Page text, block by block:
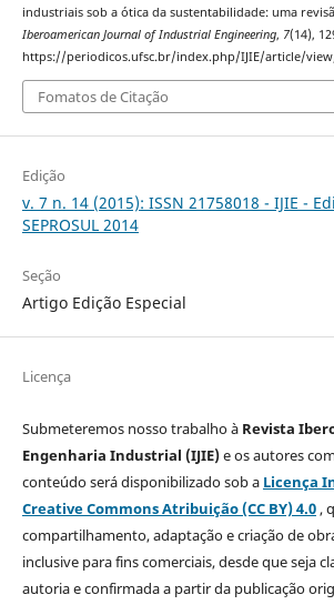
industriais sob a ótica da sustentabilidade: uma
Iberoamerican Journal of Industrial Engineering, 7(14),
https://periodicos.ufsc.br/index.php/IJIE/article/
Fomatos de Citação
Edição
v. 7 n. 14 (2015): ISSN 21758018 - IJIE -
SEPROSUL 2014
Seção
Artigo Edição Especial
Licença
Submeteremos nosso trabalho à Revista
Engenharia Industrial (IJIE)e os autores
conteúdo será disponibilizado sob a Licença
Creative Commons Atribuição (CC BY) 4.0,
compartilhamento, adaptação e criação de
inclusive para fins comerciais, desde que seja
autoria e confirmada a partir da publicação